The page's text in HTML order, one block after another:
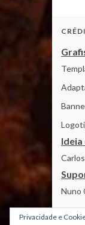
Ideia
Nuno
Privacidade e